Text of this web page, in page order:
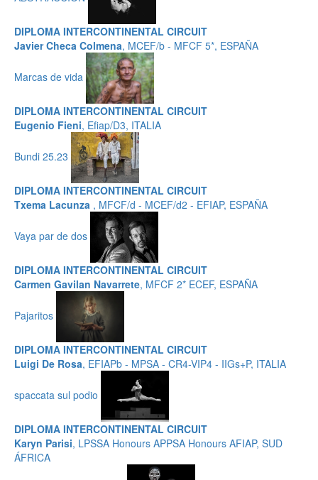
DIPLOMA INTERCONTINENTAL CIRCUIT
Javier Checa Colmena, MCEF/b - MFCF 5*, ESPAÑA
Marcas de vida
DIPLOMA INTERCONTINENTAL CIRCUIT
Eugenio Fieni, Efiap/D3, ITALIA
Bundi 25.23
DIPLOMA INTERCONTINENTAL CIRCUIT
Txema Lacunza , MFCF/d - MCEF/d2 - EFIAP, ESPAÑA
Vaya par de dos
DIPLOMA INTERCONTINENTAL CIRCUIT
Carmen Gavilan Navarrete, MFCF 2* ECEF, ESPAÑA
Pajaritos
DIPLOMA INTERCONTINENTAL CIRCUIT
Luigi De Rosa, EFIAPb - MPSA - CR4-VIP4 - IIGs+P, ITALIA
spaccata sul podio
DIPLOMA INTERCONTINENTAL CIRCUIT
Karyn Parisi, LPSSA Honours APPSA Honours AFIAP, SUD
ÁFRICA